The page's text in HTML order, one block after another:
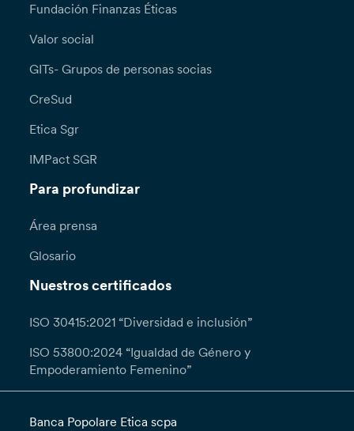
Fundación Finanzas Éticas
Valor social
GITs- Grupos de personas socias
CreSud
Etica Sgr
IMPact SGR
Para profundizar
Área prensa
Glosario
Nuestros certificados
ISO 30415:2021 “Diversidad e inclusión”
ISO 53800:2024 “Igualdad de Género y
Empoderamiento Femenino”
Banca Popolare Etica scpa